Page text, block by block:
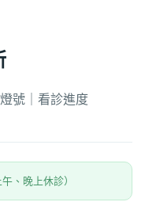
號｜看診進度
午、晚上休診）